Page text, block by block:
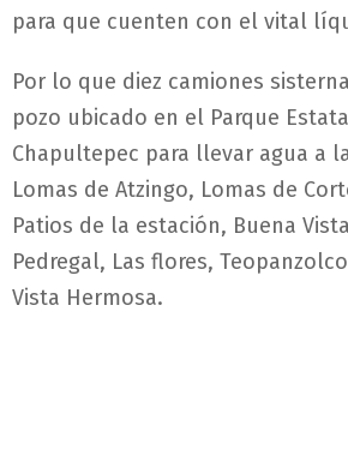
para que cuenten con el vital
Por lo que diez camiones
pozo ubicado en el Parque
Chapultepec para llevar agua a
Lomas de Atzingo, Lomas de
Patios de la estación, Buena
Pedregal, Las flores,
Vista Hermosa.